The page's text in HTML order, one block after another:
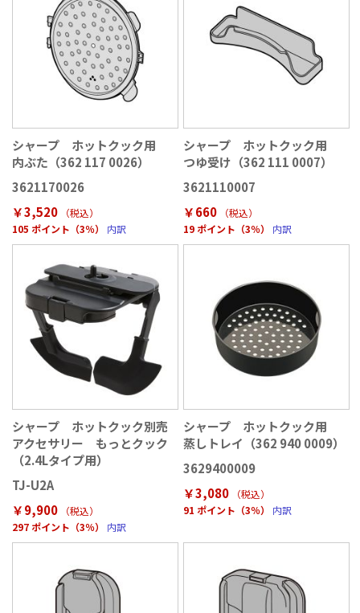
シャープ ホットクック用
内ぶた（362 117 0026）
3621170026
￥3,520
（税込）
105 ポイント（3％）
内訳
シャープ ホットクック用
つゆ受け（362 111 0007）
3621110007
￥660
（税込）
19 ポイント（3％）
内訳
シャープ ホットクック別売
アクセサリー もっとクック
（2.4Lタイプ用）
TJ-U2A
￥9,900
（税込）
297 ポイント（3％）
内訳
シャープ ホットクック用
蒸しトレイ（362 940 0009）
3629400009
￥3,080
（税込）
91 ポイント（3％）
内訳